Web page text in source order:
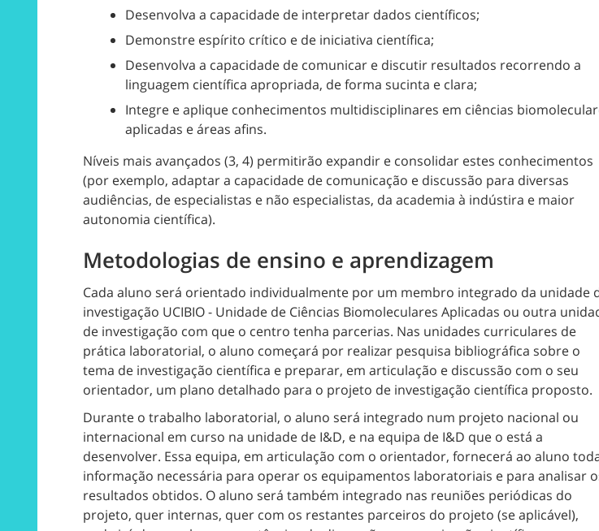
Desenvolva a capacidade de interpretar dados científicos;
Demonstre espírito crítico e de iniciativa científica;
Desenvolva a capacidade de comunicar e discutir resultados recorrendo a
linguagem científica apropriada, de forma sucinta e clara;
Integre e aplique conhecimentos multidisciplinares em ciências
aplicadas e áreas afins.
Níveis mais avançados (3, 4) permitirão expandir e consolidar estes conhecimentos
(por exemplo, adaptar a capacidade de comunicação e discussão para diversas
audiências, de especialistas e não especialistas, da academia à indústira e maior
autonomia científica).
Metodologias de ensino e aprendizagem
Cada aluno será orientado individualmente por um membro integrado da unidade
investigação UCIBIO - Unidade de Ciências Biomoleculares Aplicadas ou outra
de investigação com que o centro tenha parcerias. Nas unidades curriculares de
prática laboratorial, o aluno começará por realizar pesquisa bibliográfica sobre o
tema de investigação científica e preparar, em articulação e discussão com o seu
orientador, um plano detalhado para o projeto de investigação científica proposto.
Durante o trabalho laboratorial, o aluno será integrado num projeto nacional ou
internacional em curso na unidade de I&D, e na equipa de I&D que o está a
desenvolver. Essa equipa, em articulação com o orientador, fornecerá ao aluno
informação necessária para operar os equipamentos laboratoriais e para analisar
resultados obtidos. O aluno será também integrado nas reuniões periódicas do
projeto, quer internas, quer com os restantes parceiros do projeto (se aplicável),